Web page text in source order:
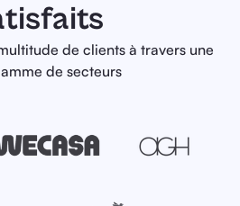
de clients à travers une
de secteurs